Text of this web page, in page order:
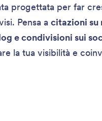
progettata per far
Pensa a citazioni su
e condivisioni sui
la tua visibilità e